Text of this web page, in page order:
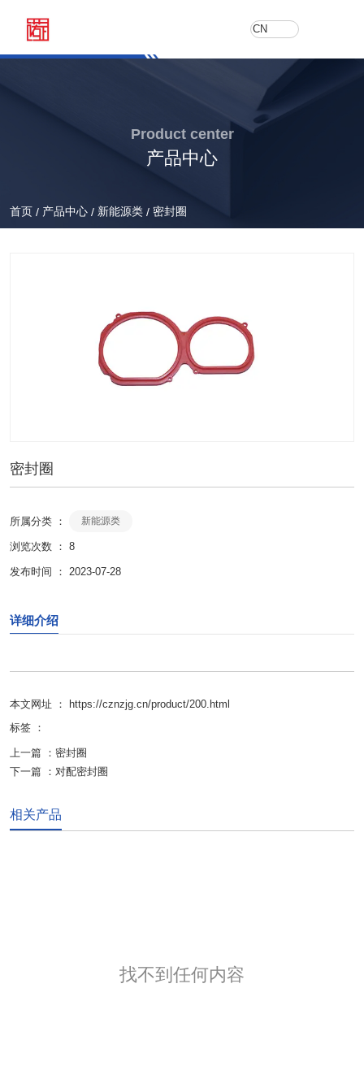
CN
Product center
产品中心
首页 / 产品中心 / 新能源类 / 密封圈
密封圈
所属分类 ： 新能源类
浏览次数 ： 8
发布时间 ： 2023-07-28
详细介绍
本文网址 ： https://cznzjg.cn/product/200.html
标签 ：
上一篇 ： 密封圈
下一篇 ： 对配密封圈
相关产品
找不到任何内容